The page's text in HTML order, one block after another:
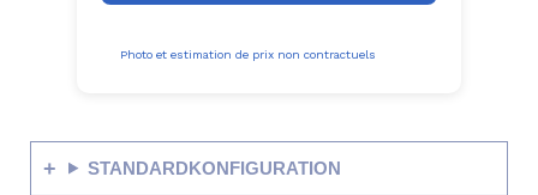
Photo et estimation de prix non contractuels
STANDARDKONFIGURATION